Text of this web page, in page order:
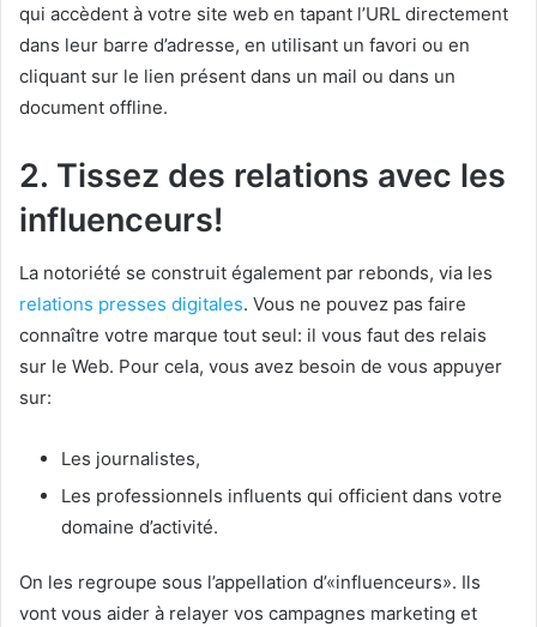
qui accèdent à votre site web en tapant l’URL directement
dans leur barre d’adresse, en utilisant un favori ou en
cliquant sur le lien présent dans un mail ou dans un
document offline.
2. Tissez des relations avec les
influenceurs!
La notoriété se construit également par rebonds, via les
relations presses digitales. Vous ne pouvez pas faire
connaître votre marque tout seul: il vous faut des relais
sur le Web. Pour cela, vous avez besoin de vous appuyer
sur:
Les journalistes,
Les professionnels influents qui officient dans votre
domaine d’activité.
On les regroupe sous l’appellation d’«influenceurs». Ils
vont vous aider à relayer vos campagnes marketing et